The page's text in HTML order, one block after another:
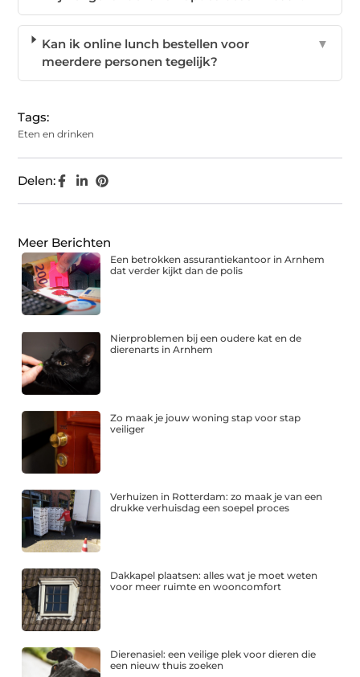
Kan ik online lunch bestellen voor
meerdere personen tegelijk?
▼
Tags:
Eten en drinken
Delen:
Meer Berichten
Een betrokken assurantiekantoor in Arnhem
dat verder kijkt dan de polis
Nierproblemen bij een oudere kat en de
dierenarts in Arnhem
Zo maak je jouw woning stap voor stap
veiliger
Verhuizen in Rotterdam: zo maak je van een
drukke verhuisdag een soepel proces
Dakkapel plaatsen: alles wat je moet weten
voor meer ruimte en wooncomfort
Dierenasiel: een veilige plek voor dieren die
een nieuw thuis zoeken